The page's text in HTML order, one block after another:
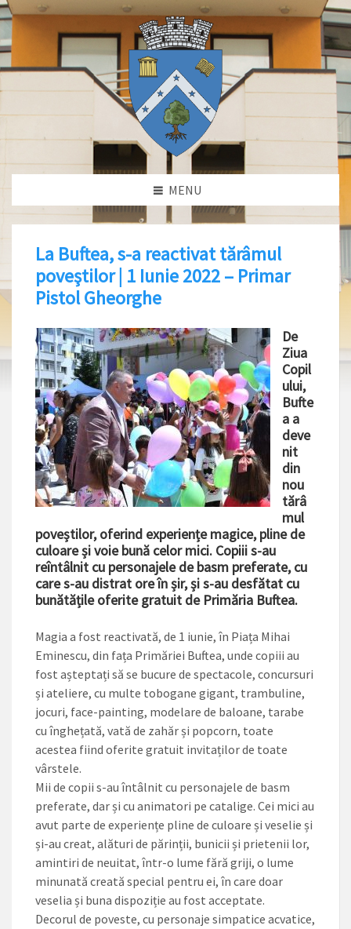
MENU
La Buftea, s-a reactivat tărâmul
poveştilor | 1 Iunie 2022 – Primar
Pistol Gheorghe
De
Ziua
Copil
ului,
Bufte
a a
deve
nit
din
nou
tărâ
mul
poveștilor, oferind experiențe magice, pline de
culoare și voie bună celor mici. Copiii s-au
reîntâlnit cu personajele de basm preferate, cu
care s-au distrat ore în șir, și s-au desfătat cu
bunătățile oferite gratuit de Primăria Buftea.
Magia a fost reactivată, de 1 iunie, în Piața Mihai
Eminescu, din fața Primăriei Buftea, unde copiii au
fost așteptați să se bucure de spectacole, concursuri
și ateliere, cu multe tobogane gigant, trambuline,
jocuri, face-painting, modelare de baloane, tarabe
cu înghețată, vată de zahăr și popcorn, toate
acestea fiind oferite gratuit invitaților de toate
vârstele.
Mii de copii s-au întâlnit cu personajele de basm
preferate, dar și cu animatori pe catalige. Cei mici au
avut parte de experiențe pline de culoare și veselie și
și-au creat, alături de părinții, bunicii și prietenii lor,
amintiri de neuitat, într-o lume fără griji, o lume
minunată creată special pentru ei, în care doar
veselia și buna dispoziție au fost acceptate.
Decorul de poveste, cu personaje simpatice acvatice,